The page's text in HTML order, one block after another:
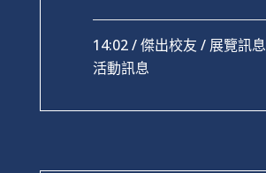
14:02 /傑出校友 / 展覽訊息
活動訊息